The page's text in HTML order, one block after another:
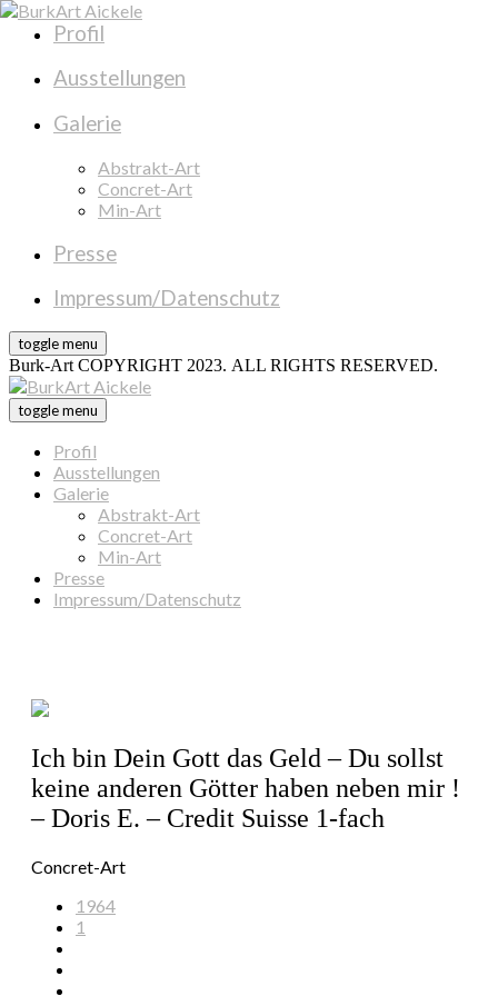
Profil
Ausstellungen
Galerie
Abstrakt-Art
Concret-Art
Min-Art
Presse
Impressum/Datenschutz
toggle menu
Burk-Art COPYRIGHT 2023. ALL RIGHTS RESERVED.
toggle menu
Profil
Ausstellungen
Galerie
Abstrakt-Art
Concret-Art
Min-Art
Presse
Impressum/Datenschutz
Ich bin Dein Gott das Geld – Du sollst
keine anderen Götter haben neben mir !
– Doris E. – Credit Suisse 1-fach
Concret-Art
1964
1